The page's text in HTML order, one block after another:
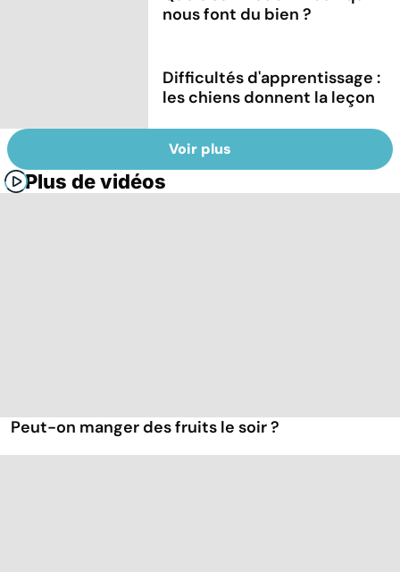
nous font du bien ?
Difficultés d'apprentissage :
les chiens donnent la leçon
Voir plus
Plus de vidéos
Peut-on manger des fruits le soir ?